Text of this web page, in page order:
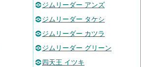
ジムリーダー アンズ
ジムリーダー タケシ
ジムリーダー カツラ
ジムリーダー グリーン
四天王 イツキ